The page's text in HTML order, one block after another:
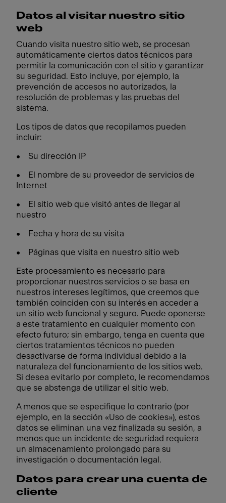
Datos al visitar nuestro sitio
web
Cuando visita nuestro sitio web, se procesan
automáticamente ciertos datos técnicos para
permitir la comunicación con el sitio y garantizar
su seguridad. Esto incluye, por ejemplo, la
prevención de accesos no autorizados, la
resolución de problemas y las pruebas del
sistema.
Los tipos de datos que recopilamos pueden
incluir:
• Su dirección IP
• El nombre de su proveedor de servicios de
Internet
• El sitio web que visitó antes de llegar al
nuestro
• Fecha y hora de su visita
• Páginas que visita en nuestro sitio web
Este procesamiento es necesario para
proporcionar nuestros servicios o se basa en
nuestros intereses legítimos, que creemos que
también coinciden con su interés en acceder a
un sitio web funcional y seguro. Puede oponerse
a este tratamiento en cualquier momento con
efecto futuro; sin embargo, tenga en cuenta que
ciertos tratamientos técnicos no pueden
desactivarse de forma individual debido a la
naturaleza del funcionamiento de los sitios web.
Si desea evitarlo por completo, le recomendamos
que se abstenga de utilizar el sitio web.
A menos que se especifique lo contrario (por
ejemplo, en la sección «Uso de cookies»), estos
datos se eliminan una vez finalizada su sesión, a
menos que un incidente de seguridad requiera
un almacenamiento prolongado para su
investigación o documentación legal.
Datos para crear una cuenta de
cliente